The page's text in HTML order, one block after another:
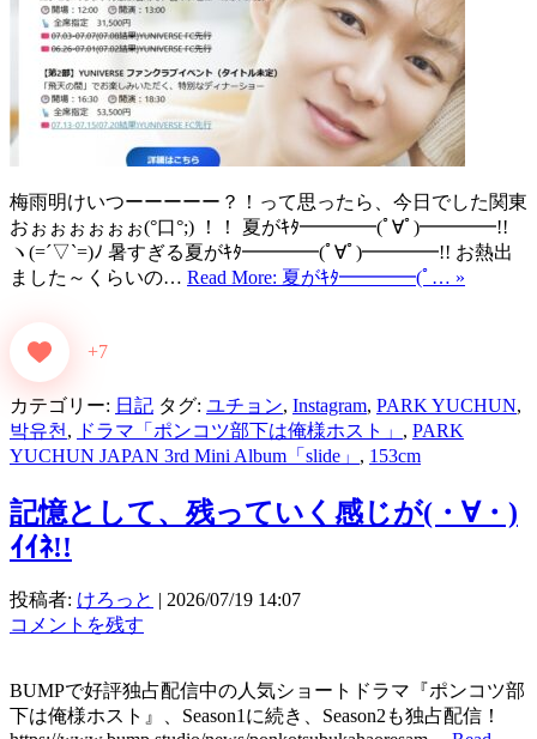
梅雨明けいつーーーーー？！って思ったら、今日でした関東
おぉぉぉぉぉぉ(°口°;) ！！ 夏がｷﾀ━━━━(ﾟ∀ﾟ)━━━━!!
ヽ(=´▽`=)ﾉ 暑すぎる夏がｷﾀ━━━━(ﾟ∀ﾟ)━━━━!! お熱出
ました～くらいの… Read More: 夏がｷﾀ━━━━(ﾟ… »
+7
カテゴリー: 日記 タグ: ユチョン, Instagram, PARK YUCHUN,
박유천 , ドラマ「ポンコツ部下は俺様ホスト」 , PARK
YUCHUN JAPAN 3rd Mini Album「slide」 , 153cm
記憶として、残っていく感じが(・∀・)
ｲｲﾈ!!
投稿者: けろっと | 2026/07/19 14:07
コメントを残す
BUMPで好評独占配信中の人気ショートドラマ『ポンコツ部
下は俺様ホスト』、Season1に続き、Season2も独占配信！